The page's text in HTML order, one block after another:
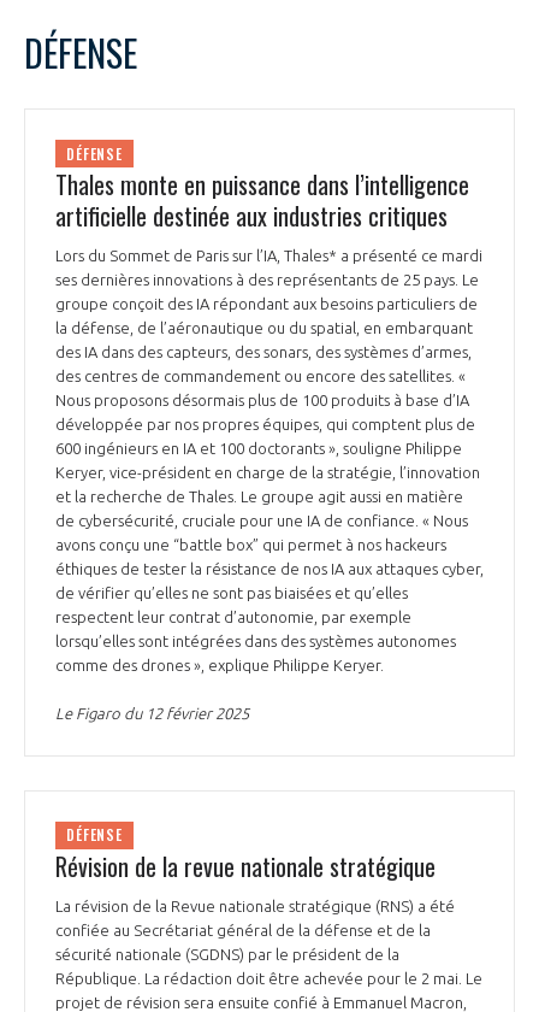
PRÉSENTATION
NOTRE VISION
NOS MISSIONS
NOTRE HISTOIRE
ORGANISATION
LE CONSEIL DU GIFAS
L’ÉQUIPE DU GIFAS
NOS RÉSEAUX À L'INTERNATIONAL
FONCTIONNEMENT
GEADS
COMITÉ AERO PME
STARTAIR
COMMISSIONS ET COMITÉS
ACCOMPAGNEMENT DE NOS ADHÉRENTS
LES PROGRAMMES DU GIFAS
UN ÉCOSYSTÈME INTÉGRÉ ET COHÉRENT
POURQUOI DEVENIR MEMBRE ?
LA MÉDIATION
LA MÉDIATION DANS LA FILIÈRE AÉRONAUTIQUE ET SPATIALE
LE MÉDIATEUR DE LA FILIÈRE AÉRONAUTIQUE ET SPATIALE
MÉDIATION ET CHARTE D’ENGAGEMENT SUR LES RELATIONS ENTRE
CLIENTS ET FOURNISSEURS
LE SALON DU BOURGET
L'OBSERVATOIRE
COMPÉTITIVITÉ
EMPLOI & FORMATION
ENVIRONNEMENT
LES PUBLICATIONS
DOCUMENTS & BROCHURES
RAPPORTS D'ACTIVITÉS
1
2
13 14
17
18 22
DÉFENSE
DÉFENSE
Thales monte en puissance dans l’intelligence
artificielle destinée aux industries critiques
Lors du Sommet de Paris sur l’IA, Thales* a présenté ce mardi
ses dernières innovations à des représentants de 25 pays. Le
groupe conçoit des IA répondant aux besoins particuliers de
la défense, de l’aéronautique ou du spatial, en embarquant
des IA dans des capteurs, des sonars, des systèmes d’armes,
des centres de commandement ou encore des satellites. «
Nous proposons désormais plus de 100 produits à base d’IA
développée par nos propres équipes, qui comptent plus de
600 ingénieurs en IA et 100 doctorants », souligne Philippe
Keryer, vice-président en charge de la stratégie, l’innovation
et la recherche de Thales. Le groupe agit aussi en matière
de cybersécurité, cruciale pour une IA de confiance. « Nous
avons conçu une “battle box” qui permet à nos hackeurs
éthiques de tester la résistance de nos IA aux attaques cyber,
de vérifier qu’elles ne sont pas biaisées et qu’elles
respectent leur contrat d’autonomie, par exemple
lorsqu’elles sont intégrées dans des systèmes autonomes
comme des drones », explique Philippe Keryer.
Le Figaro du 12 février 2025
DÉFENSE
Révision de la revue nationale stratégique
La révision de la Revue nationale stratégique (RNS) a été
confiée au Secrétariat général de la défense et de la
sécurité nationale (SGDNS) par le président de la
République. La rédaction doit être achevée pour le 2 mai. Le
projet de révision sera ensuite confié à Emmanuel Macron,
Rejoignez une filière d’excellence et développez
Découvrez les avantages d'adhérer au GIFAS.
Rencontres, salons, données sectorielles,
programmes ...
DEMANDE D’ADHÉSION